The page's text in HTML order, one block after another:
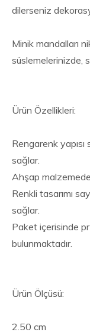
dilerseniz
Minik mandalları
süslemelerinizde,
Ürün Özellikleri:
Rengarenk yapısı
sağlar.
Ahşap
Renkli tasarımı
sağlar.
Paket içerisinde
bulunmaktadır.
Ürün Ölçüsü:
2.50 cm